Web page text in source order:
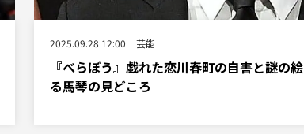
2025.09.28 12:00 芸能
『べらぼう』戯れた恋川春町の自害と謎の
る馬琴の見どころ